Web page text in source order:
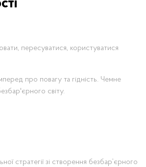
пересуватися, користуватися
про повагу та гідність. Чемне
світу.
стратегії зі створення безбар’єрного